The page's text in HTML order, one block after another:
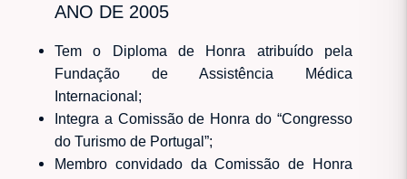
ANO DE 2005
Tem o Diploma de Honra atribuído pela
Fundação de Assistência Médica
Internacional;
Integra a Comissão de Honra do “Congresso
do Turismo de Portugal”;
Membro convidado da Comissão de Honra